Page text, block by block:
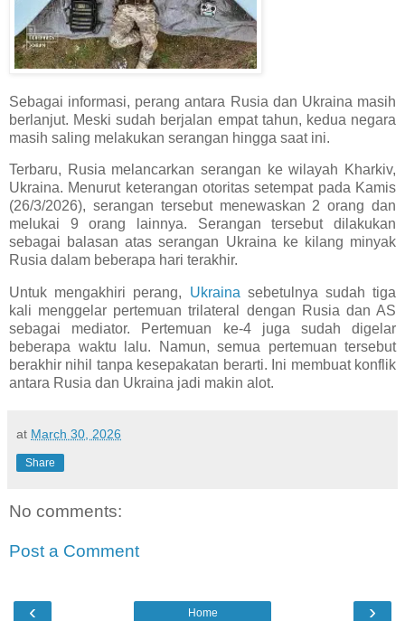
Sebagai informasi, perang antara Rusia dan Ukraina masih
berlanjut. Meski sudah berjalan empat tahun, kedua negara
masih saling melakukan serangan hingga saat ini.
Terbaru, Rusia melancarkan serangan ke wilayah Kharkiv,
Ukraina. Menurut keterangan otoritas setempat pada Kamis
(26/3/2026), serangan tersebut menewaskan 2 orang dan
melukai 9 orang lainnya. Serangan tersebut dilakukan
sebagai balasan atas serangan Ukraina ke kilang minyak
Rusia dalam beberapa hari terakhir.
Untuk mengakhiri perang, Ukraina sebetulnya sudah tiga
kali menggelar pertemuan trilateral dengan Rusia dan AS
sebagai mediator. Pertemuan ke-4 juga sudah digelar
beberapa waktu lalu. Namun, semua pertemuan tersebut
berakhir nihil tanpa kesepakatan berarti. Ini membuat konflik
antara Rusia dan Ukraina jadi makin alot.
at March 30, 2026
Share
No comments:
Post a Comment
‹ ›
Home